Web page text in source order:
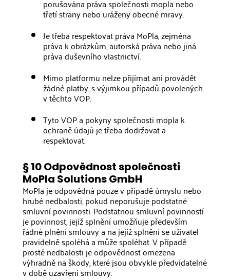
porušována práva společnosti mopla nebo
třetí strany nebo uráženy obecné mravy.
Je třeba respektovat práva MoPla, zejména
práva k obrázkům, autorská práva nebo jiná
práva duševního vlastnictví.
Mimo platformu nelze přijímat ani provádět
žádné platby, s výjimkou případů povolených
v těchto VOP.
Tyto VOP a pokyny společnosti mopla k
ochraně údajů je třeba dodržovat a
respektovat.
§ 10 Odpovědnost společnosti
MoPla Solutions GmbH
MoPla je odpovědná pouze v případě úmyslu nebo
hrubé nedbalosti, pokud neporušuje podstatné
smluvní povinnosti. Podstatnou smluvní povinností
je povinnost, jejíž splnění umožňuje především
řádné plnění smlouvy a na jejíž splnění se uživatel
pravidelně spoléhá a může spoléhat. V případě
prosté nedbalosti je odpovědnost omezena
výhradně na škody, které jsou obvykle předvídatelné
v době uzavření smlouvy.